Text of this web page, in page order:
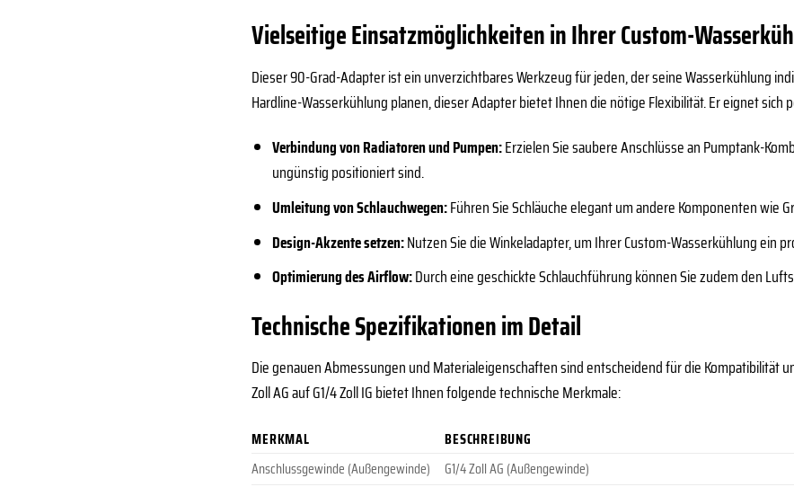
Vielseitige Einsatzmöglichkeiten in Ihrer Custom-
Dieser 90-Grad-Adapter ist ein unverzichtbares Werkzeug für jeden, der seine Wasserkühlung
Hardline-Wasserkühlung planen, dieser Adapter bietet Ihnen die nötige Flexibilität. Er eignet sich
Verbindung von Radiatoren und Pumpen:Erzielen Sie saubere Anschlüsse an Pumptank-
ungünstig positioniert sind.
Umleitung von Schlauchwegen:Führen Sie Schläuche elegant um andere Komponenten wie
Design-Akzente setzen:Nutzen Sie die Winkeladapter, um Ihrer Custom-Wasserkühlung ein
Optimierung des Airflow:Durch eine geschickte Schlauchführung können Sie zudem den
Technische Spezifikationen im Detail
Die genauen Abmessungen und Materialeigenschaften sind entscheidend für die Kompatibilität
Zoll AG auf G1/4 Zoll IG bietet Ihnen folgende technische Merkmale:
MERKMAL
BESCHREIBUNG
Anschlussgewinde (Außengewinde)
G1/4 Zoll AG (Außengewinde)